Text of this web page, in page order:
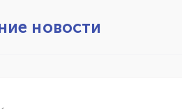
новости